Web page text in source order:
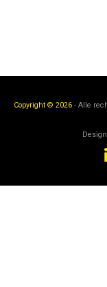
Copyright © 2026 - Alle